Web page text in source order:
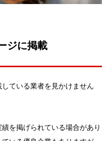
ジに掲載
ている業者を見かけません
を掲げられている場合があり